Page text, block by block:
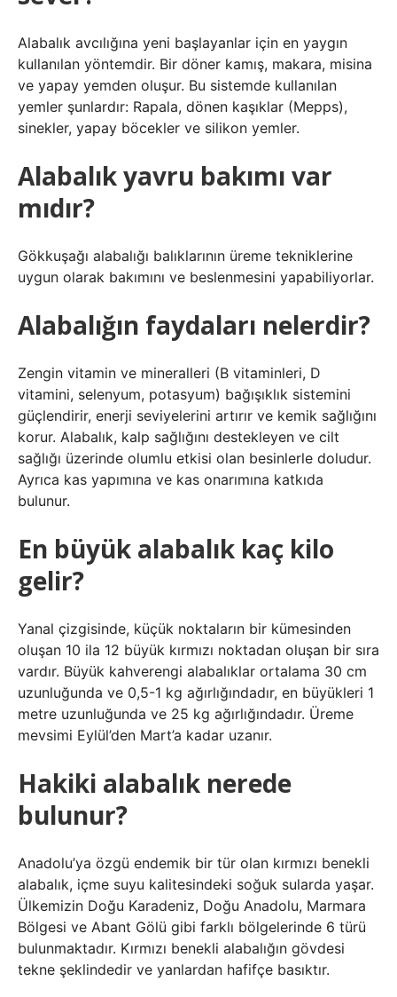
Alabalık avcılığına yeni başlayanlar için en yaygın
kullanılan yöntemdir. Bir döner kamış, makara, misina
ve yapay yemden oluşur. Bu sistemde kullanılan
yemler şunlardır: Rapala, dönen kaşıklar (Mepps),
sinekler, yapay böcekler ve silikon yemler.
Alabalık yavru bakımı var
mıdır?
Gökkuşağı alabalığı balıklarının üreme tekniklerine
uygun olarak bakımını ve beslenmesini yapabiliyorlar.
Alabalığın faydaları nelerdir?
Zengin vitamin ve mineralleri (B vitaminleri, D
vitamini, selenyum, potasyum) bağışıklık sistemini
güçlendirir, enerji seviyelerini artırır ve kemik sağlığını
korur. Alabalık, kalp sağlığını destekleyen ve cilt
sağlığı üzerinde olumlu etkisi olan besinlerle doludur.
Ayrıca kas yapımına ve kas onarımına katkıda
bulunur.
En büyük alabalık kaç kilo
gelir?
Yanal çizgisinde, küçük noktaların bir kümesinden
oluşan 10 ila 12 büyük kırmızı noktadan oluşan bir sıra
vardır. Büyük kahverengi alabalıklar ortalama 30 cm
uzunluğunda ve 0,5-1 kg ağırlığındadır, en büyükleri 1
metre uzunluğunda ve 25 kg ağırlığındadır. Üreme
mevsimi Eylül’den Mart’a kadar uzanır.
Hakiki alabalık nerede
bulunur?
Anadolu’ya özgü endemik bir tür olan kırmızı benekli
alabalık, içme suyu kalitesindeki soğuk sularda yaşar.
Ülkemizin Doğu Karadeniz, Doğu Anadolu, Marmara
Bölgesi ve Abant Gölü gibi farklı bölgelerinde 6 türü
bulunmaktadır. Kırmızı benekli alabalığın gövdesi
tekne şeklindedir ve yanlardan hafifçe basıktır.